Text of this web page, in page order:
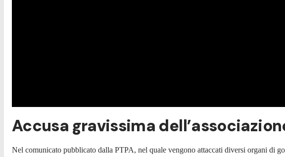
Accusa gravissima
Nel comunicato pubblicato dalla PTPA, nel quale vengono attaccati diversi organi di